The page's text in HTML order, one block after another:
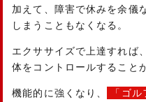
加えて、障害で休みを余儀
しまうこともなくなる。
エクササイズで上達すれば
体をコントロールすること
機能的に強くなり、 「ゴル